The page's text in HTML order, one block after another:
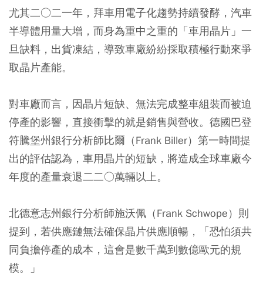
尤其二○二一年，拜車用電子化趨勢持續發酵，汽車
半導體用量大增，而身為重中之重的「車用晶片」一
旦缺料，出貨凍結，導致車廠紛紛採取積極行動來爭
取晶片產能。
對車廠而言，因晶片短缺、無法完成整車組裝而被迫
停產的影響，直接衝擊的就是銷售與營收。德國巴登
符騰堡州銀行分析師比爾（Frank Biller）第一時間提
出的評估認為，車用晶片的短缺，將造成全球車廠今
年度的產量衰退二二○萬輛以上。
北德意志州銀行分析師施沃佩（Frank Schwope）則
提到，若供應鏈無法確保晶片供應順暢，「恐怕須共
同負擔停產的成本，這會是數千萬到數億歐元的規
模。」